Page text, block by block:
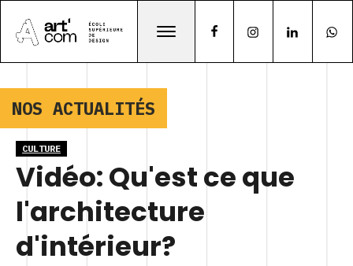
NOS ACTUALITÉS
CULTURE
Vidéo: Qu'est ce que
l'architecture
d'intérieur?